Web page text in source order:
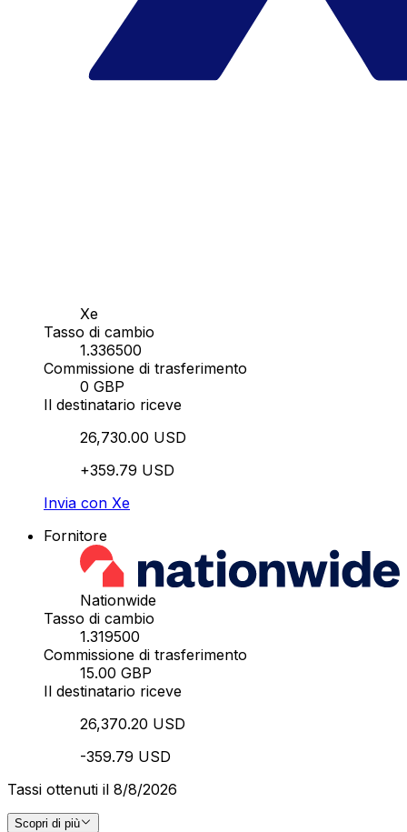
Xe
Tasso di cambio
1.336500
Commissione di trasferimento
0 GBP
Il destinatario riceve
26,730.00 USD
+359.79 USD
Invia con Xe
Fornitore
Nationwide
Tasso di cambio
1.319500
Commissione di trasferimento
15.00 GBP
Il destinatario riceve
26,370.20 USD
-359.79 USD
Tassi ottenuti il 8/8/2026
Scopri di più